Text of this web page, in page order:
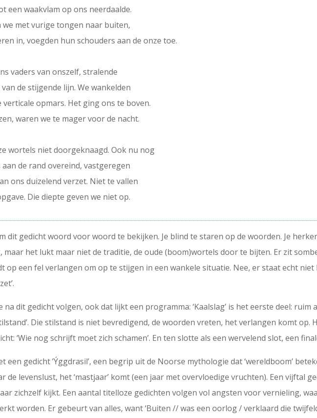
een waakvlam op ons neerdaalde.
we met vurige tongen naar buiten,
in, voegden hun schouders aan de onze toe.
vaders van onszelf, stralende
de stijgende lijn. We wankelden
verticale opmars. Het ging ons te boven.
waren we te mager voor de nacht.
wortels niet doorgeknaagd. Ook nu nog
de rand overeind, vastgeregen
ons duizelend verzet. Niet te vallen
Die diepte geven we niet op.
dit gedicht woord voor woord te bekijken. Je blind te staren op de woorden. Je
het lukt maar niet de traditie, de oude (boom)wortels door te bijten. Er zit
op een fel verlangen om op te stijgen in een wankele situatie. Nee, er staat echt
na dit gedicht volgen, ook dat lijkt een programma: ‘Kaalslag’ is het eerste deel:
Die stilstand is niet bevredigend, de woorden vreten, het verlangen komt op.
‘Wie nog schrijft moet zich schamen’. En ten slotte als een wervelend slot, een
een gedicht ’Ýggdrasil’, een begrip uit de Noorse mythologie dat ‘wereldboom’
de levenslust, het ‘mastjaar’ komt (een jaar met overvloedige vruchten). Een vijftal
zichzelf kijkt. Een aantal titelloze gedichten volgen vol angsten voor vernieling,
worden. Er gebeurt van alles, want ‘Buiten // was een oorlog / verklaard die